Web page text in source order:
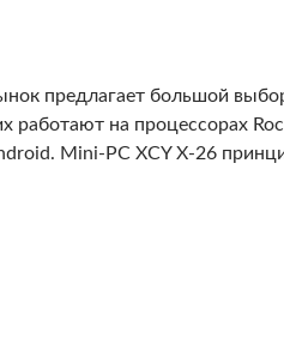
предлагает большой
работают на процессорах
Mini-PC XCY X-26